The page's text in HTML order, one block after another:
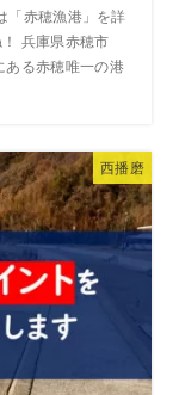
「赤穂漁港」を詳
兵庫県赤穂市
ある赤穂唯一の港
西播磨